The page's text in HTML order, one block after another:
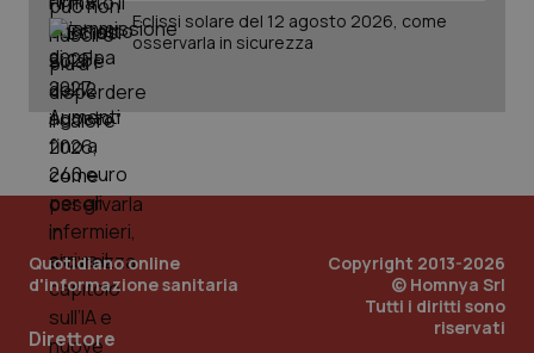
Eclissi solare del 12 agosto 2026, come
osservarla in sicurezza
Quotidiano online
d'informazione sanitaria
Direttore
Copyright 2013-2026
© Homnya Srl
Tutti i diritti sono
riservati